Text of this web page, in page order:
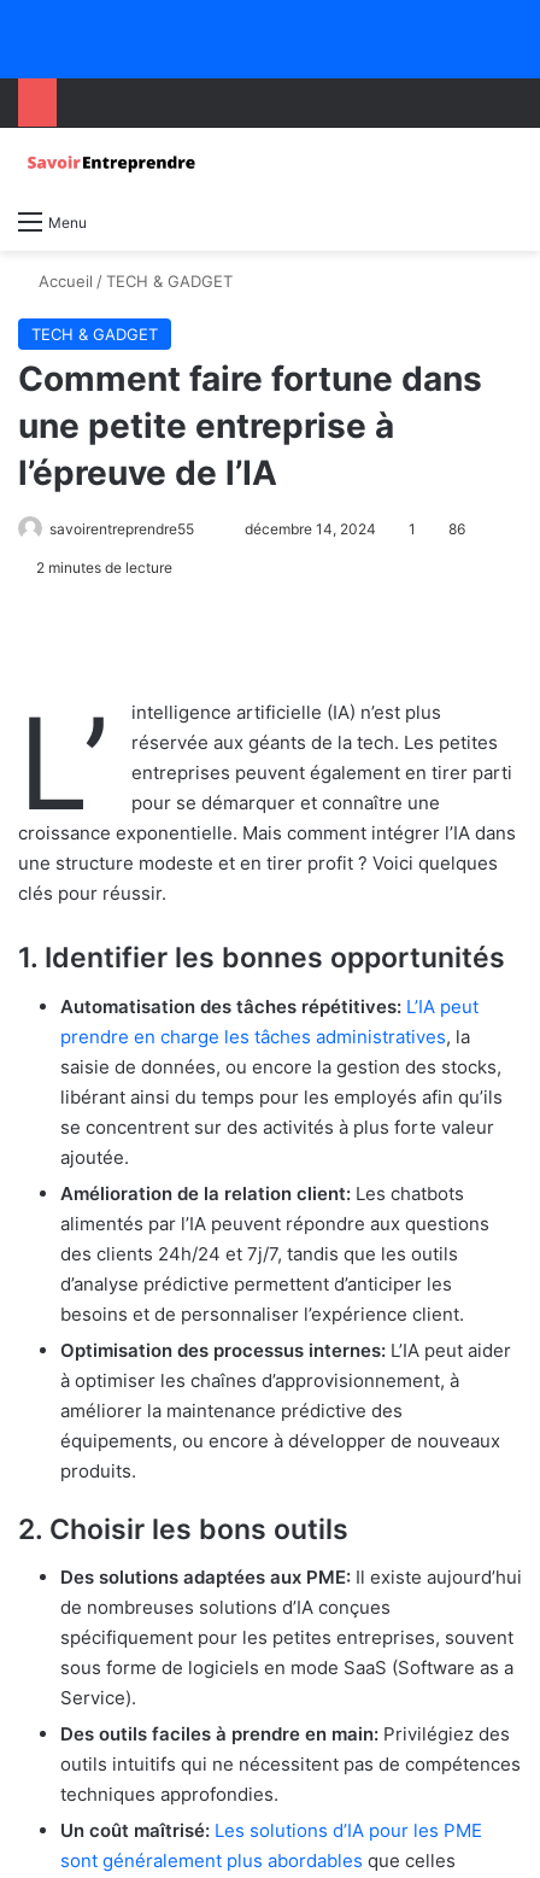
Menu
Accueil /TECH & GADGET
TECH & GADGET
Comment faire fortune dans
une petite entreprise à
l’épreuve de l’IA
savoirentreprendre55 décembre 14, 2024 1 86
2 minutes de lecture
L’
intelligence artificielle (IA) n’est plus
réservée aux géants de la tech. Les petites
entreprises peuvent également en tirer parti
pour se démarquer et connaître une
croissance exponentielle. Mais comment intégrer l’IA dans
une structure modeste et en tirer profit ? Voici quelques
clés pour réussir.
1. Identifier les bonnes opportunités
Automatisation des tâches répétitives: L’IA peut
prendre en charge les tâches administratives, la
saisie de données, ou encore la gestion des stocks,
libérant ainsi du temps pour les employés afin qu’ils
se concentrent sur des activités à plus forte valeur
ajoutée.
Amélioration de la relation client: Les chatbots
alimentés par l’IA peuvent répondre aux questions
des clients 24h/24 et 7j/7, tandis que les outils
d’analyse prédictive permettent d’anticiper les
besoins et de personnaliser l’expérience client.
Optimisation des processus internes: L’IA peut aider
à optimiser les chaînes d’approvisionnement, à
améliorer la maintenance prédictive des
équipements, ou encore à développer de nouveaux
produits.
2. Choisir les bons outils
Des solutions adaptées aux PME: Il existe aujourd’hui
de nombreuses solutions d’IA conçues
spécifiquement pour les petites entreprises, souvent
sous forme de logiciels en mode SaaS (Software as a
Service).
Des outils faciles à prendre en main: Privilégiez des
outils intuitifs qui ne nécessitent pas de compétences
techniques approfondies.
Un coût maîtrisé: Les solutions d’IA pour les PME
sont généralement plus abordables que celles